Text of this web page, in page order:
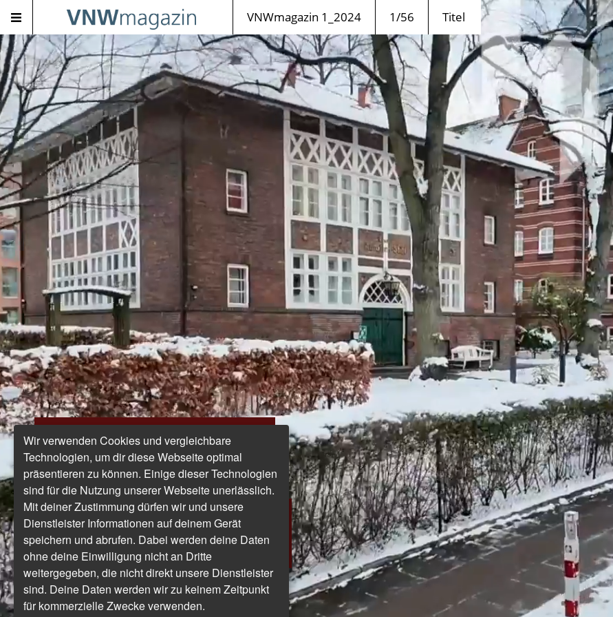
VNWmagazin 1_2024 1/56 Titel
Ein kostbares
Schmuckstück
Wir verwenden Cookies und vergleichbare
Technologien, um dir diese Webseite optimal
präsentieren zu können. Einige dieser Technologien
sind für die Nutzung unserer Webseite unerlässlich.
Mit deiner Zustimmung dürfen wir und unsere
Dienstleister Informationen auf deinem Gerät
speichern und abrufen. Dabei werden deine Daten
ohne deine Einwilligung nicht an Dritte
weitergegeben, die nicht direkt unsere Dienstleister
sind. Deine Daten werden wir zu keinem Zeitpunkt
für kommerzielle Zwecke verwenden.